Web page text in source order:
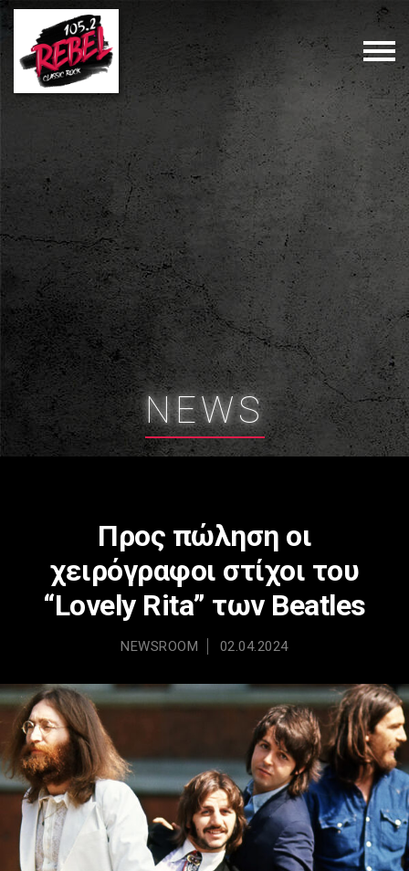
NEWS
Προς πώληση οι
χειρόγραφοι στίχοι του
“Lovely Rita” των Beatles
NEWSROOM 02.04.2024